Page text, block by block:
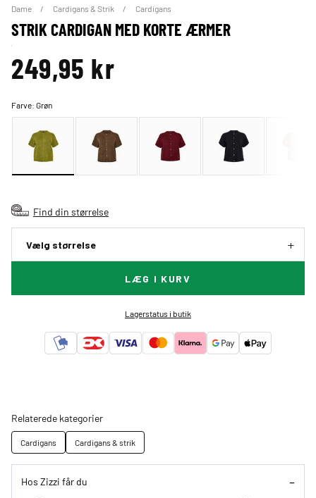
Dame Cardigans & Strik Cardigans
STRIK CARDIGAN MED KORTE ÆRMER
249,95 kr
Farve:Grøn
Find din størrelse
Vælg størrelse
LÆG I KURV
Lagerstatus i butik
Relaterede kategorier
Cardigans Cardigans & strik
Hos Zizzi får du